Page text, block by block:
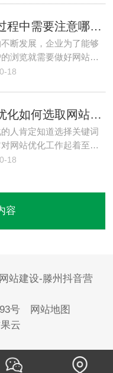
网站优化过程中需要注意哪些要点
断发展，企业为了能够
浏览就需要做好网站…
18
网站推广优化如何选取网站优化中的关键词
人肯定知道选择关键词
网站优化工作起着至…
18
容
站建设-滕州抖音营
号
网站地图
云